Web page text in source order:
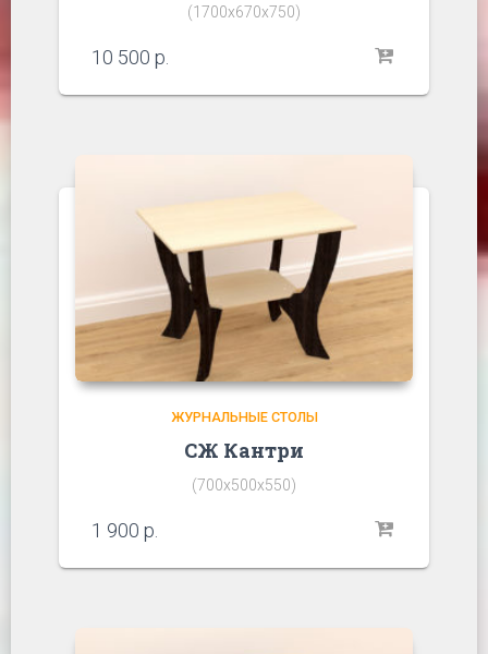
(1700х670х750)
10 500 р.
ЖУРНАЛЬНЫЕ СТОЛЫ
СЖ Кантри
(700х500х550)
1 900 р.